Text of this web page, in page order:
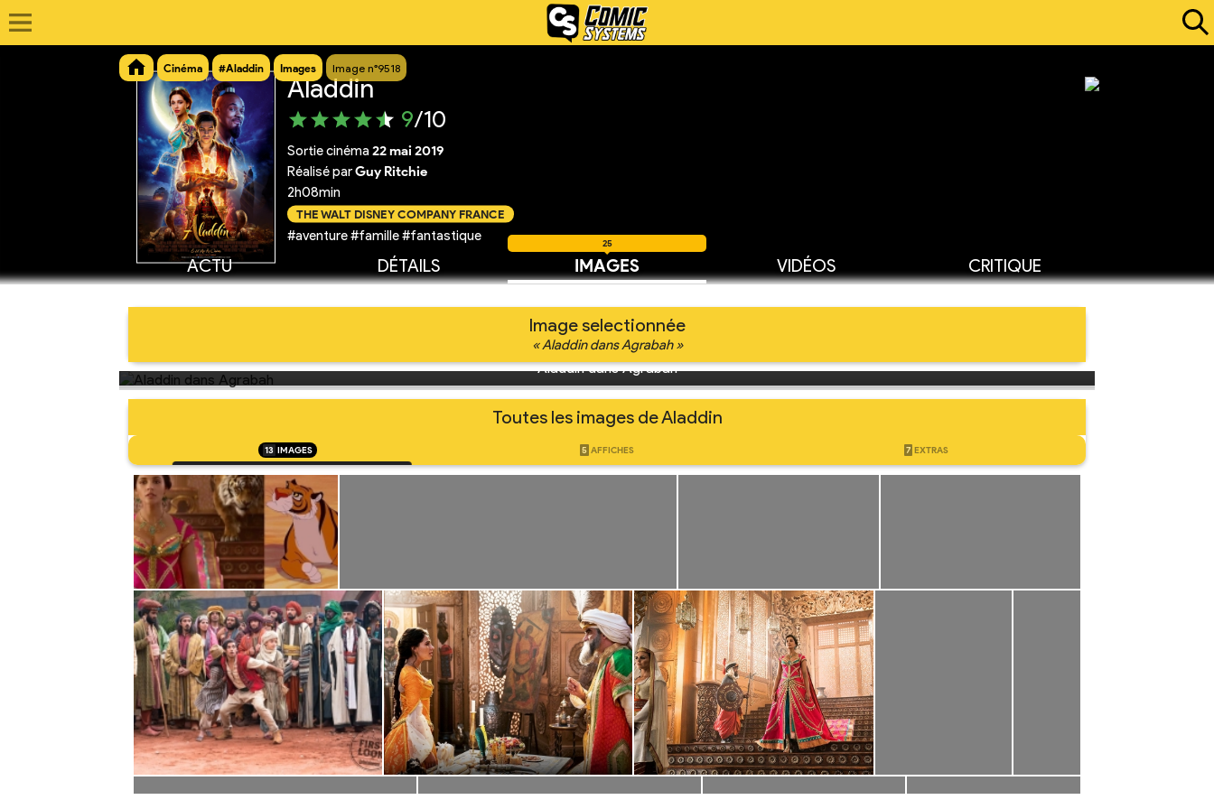
Cinéma #Aladdin Images Image n°9518
Aladdin
9/10
Sortie cinéma 22 mai 2019
Réalisé parGuy Ritchie
2h08min
THE WALT DISNEY COMPANY FRANCE
#aventure #famille #fantastique
ACTU DÉTAILS IMAGES
25
VIDÉOS CRITIQUE
Image selectionnée
« Aladdin dans Agrabah »
Aladdin dans Agrabah
Toutes les images de Aladdin
13 IMAGES 5 AFFICHES 7 EXTRAS